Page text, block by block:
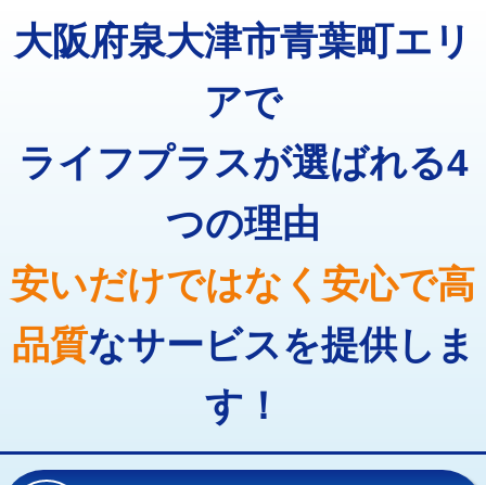
マス交換（深さ50㎝以上） 66,000円
コンクリート斫り（厚さ10㎝超え）
モルタル補修（厚さ10㎝まで） 27,500円
16,500円
廃棄・処分 現場見積
追加トーラー機使用/3m超え +3,300円
止水・漏水調査・防水処理・清掃・修
11,000円
止水・漏水調査・防水処理・清掃・修
22,000円
止水・漏水調査・防水処理・清掃・修
理・調整・分解・加工など（重作業）
33,000円
その他部品の脱着 8,800円～
交換・取付(単水栓（壁付・デッキ
式）)
13,200円+材料費
大阪府泉大津市青葉町エリ
アで
ライフプラスが選ばれる4
つの理由
安いだけではなく安心で高
品質なサービスを提供しま
す！